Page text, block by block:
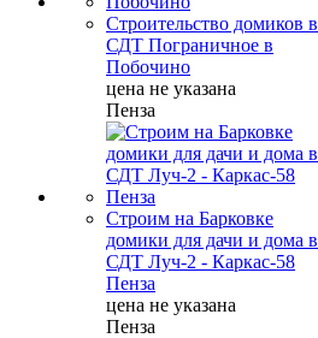
Строительство домиков в
СДТ Пограничное в
Побочино
цена не указана
Пенза
Строим на Барковке
домики для дачи и дома в
СДТ Луч-2 - Каркас-58
Пенза
цена не указана
Пенза